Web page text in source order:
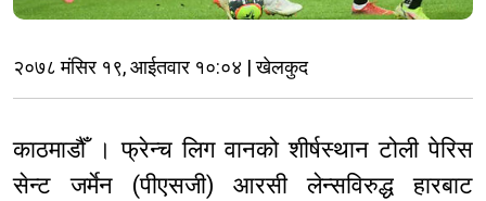
२०७८ मंसिर १९, आईतवार १०:०४ | खेलकुद
काठमाडौँ । फ्रेन्च लिग वानको शीर्षस्थान टोली पेरिस
सेन्ट जर्मेन (पीएसजी) आरसी लेन्सविरुद्ध हारबाट